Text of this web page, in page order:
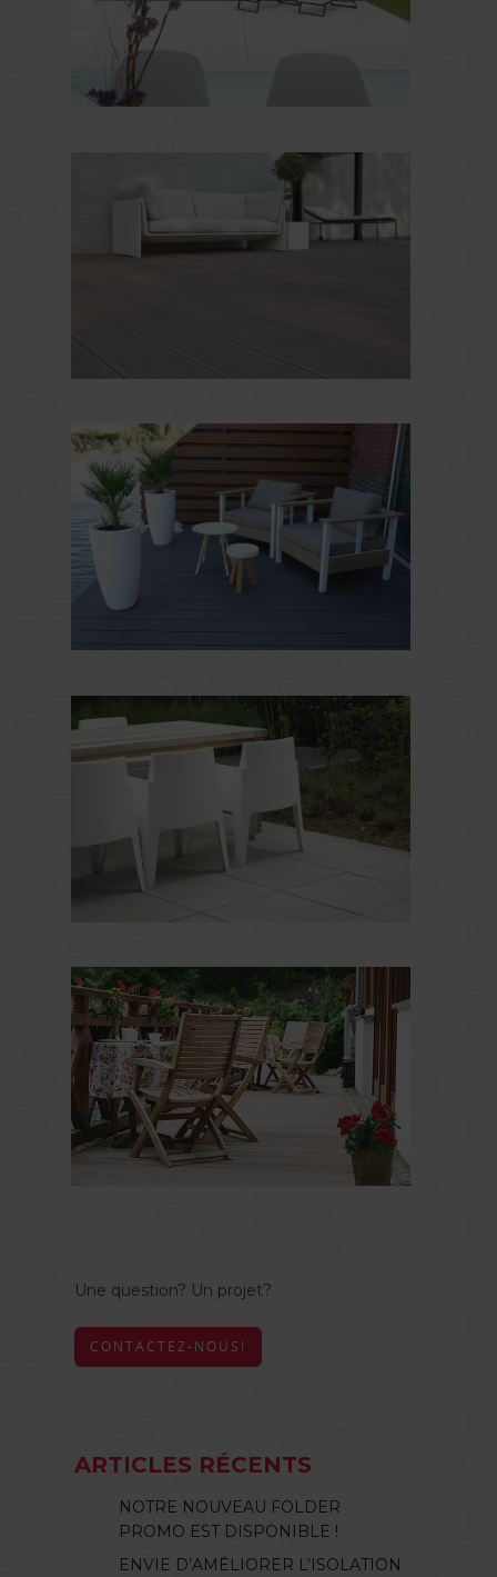
Une question? Un projet?
CONTACTEZ-NOUS!
ARTICLES RÉCENTS
NOTRE NOUVEAU FOLDER
PROMO EST DISPONIBLE !
ENVIE D’AMÉLIORER L’ISOLATION